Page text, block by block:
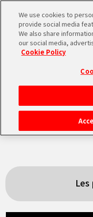
ACCUEIL
NEWS
À NE PAS
VIDÉOS
「
We use cookies to
provide social media
We also share
our social media,
Cookie Policy